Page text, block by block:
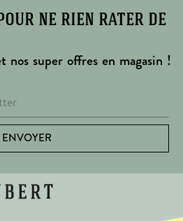
ne rien rater de
nos super offres en magasin !
ENVOYER